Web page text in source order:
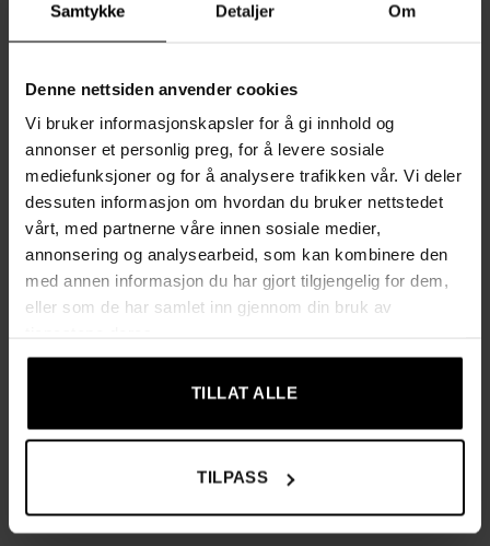
Samtykke Detaljer Om
Denne nettsiden anvender cookies
Vi bruker informasjonskapsler for å gi innhold og
annonser et personlig preg, for å levere sosiale
mediefunksjoner og for å analysere trafikken vår. Vi deler
dessuten informasjon om hvordan du bruker nettstedet
vårt, med partnerne våre innen sosiale medier,
annonsering og analysearbeid, som kan kombinere den
med annen informasjon du har gjort tilgjengelig for dem,
eller som de har samlet inn gjennom din bruk av
TILLAT ALLE
TILPASS
seksjoner, justerbare rom og praktisk håndtak. Perfekt både
hjemme på sminkebordet og når du vil ta med
favorittproduktene dine på reise.
En god kosmetikkveske gjør hverdagen enklere, både hjemme
og på reise. Denne sminkeorganisatoren er laget for deg som
vil ha en strukturert løsning i stedet for en vanlig
toalettmappe der alt havner i én og samme haug.
Innsiden består av harde, stabile seksjoner som kan justeres
samtidig som mindre produkter og børster får egne, tydelige
plasser. På den måten ser du med én gang hva du har med
SPESIFIKASJON